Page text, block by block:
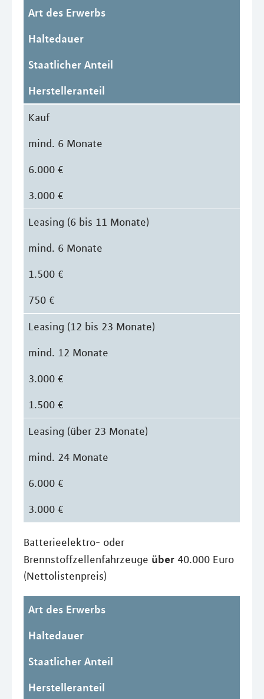
Art des Erwerbs
Haltedauer
Staatlicher Anteil
Herstelleranteil
Kauf
mind. 6 Monate
6.000 €
3.000 €
Leasing (6 bis 11 Monate)
mind. 6 Monate
1.500 €
750 €
Leasing (12 bis 23 Monate)
mind. 12 Monate
3.000 €
1.500 €
Leasing (über 23 Monate)
mind. 24 Monate
6.000 €
3.000 €
Batterieelektro- oder
Brennstoffzellenfahrzeuge über 40.000 Euro
(Nettolistenpreis)
Art des Erwerbs
Haltedauer
Staatlicher Anteil
Herstelleranteil